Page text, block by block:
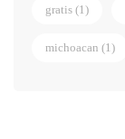
gratis (1)
michoacan (1)